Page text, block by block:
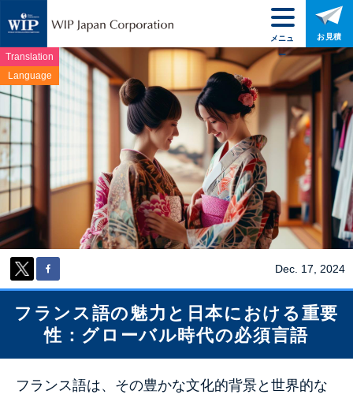
Translation
Language
Dec. 17, 2024
フランス語の魅力と日本における重要
性：グローバル時代の必須言語
フランス語は、その豊かな文化的背景と世界的な
メニュ
ー
お見積